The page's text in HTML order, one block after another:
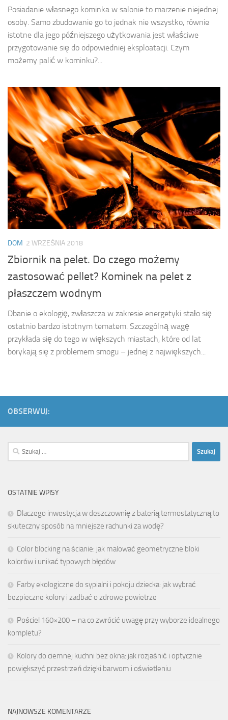
Posiadanie własnego kominka w salonie to marzenie niejednej
osoby. Samo zbudowanie go to jednak nie wszystko, równie
istotne dla jego późniejszego użytkowania jest właściwe
przygotowanie się do odpowiedniej eksploatacji. Czym
możemy palić w kominku?...
DOM 2 WRZEŚNIA 2018
Zbiornik na pelet. Do czego możemy
zastosować pellet? Kominek na pelet z
płaszczem wodnym
Dbanie o ekologię, zwłaszcza w zakresie energetyki stało się
ostatnio bardzo istotnym tematem. Szczególną wagę
przykłada się do tego w większych miastach, które od lat
borykają się z problemem smogu – jednej z największych...
OBSERWUJ:
Szukaj:
OSTATNIE WPISY
Dlaczego inwestycja w deszczownię z baterią termostatyczną to
skuteczny sposób na mniejsze rachunki za wodę?
Color blocking na ścianie: jak malować geometryczne bloki
kolorów i unikać typowych błędów
Farby ekologiczne do sypialni i pokoju dziecka: jak wybrać
bezpieczne kolory i zadbać o zdrowe powietrze
Pościel 160×200 – na co zwrócić uwagę przy wyborze idealnego
kompletu?
Kolory do ciemnej kuchni bez okna: jak rozjaśnić i optycznie
powiększyć przestrzeń dzięki barwom i oświetleniu
NAJNOWSZE KOMENTARZE